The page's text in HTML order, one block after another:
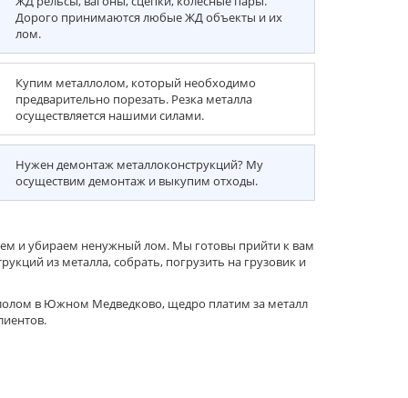
Дорого принимаются любые ЖД объекты и их
лом.
Купим металлолом, который необходимо
предварительно порезать. Резка металла
осуществляется нашими силами.
Нужен демонтаж металлоконструкций? Му
осуществим демонтаж и выкупим отходы.
и убираем ненужный лом. Мы готовы прийти к вам
из металла, собрать, погрузить на грузовик и
в Южном Медведково, щедро платим за металл